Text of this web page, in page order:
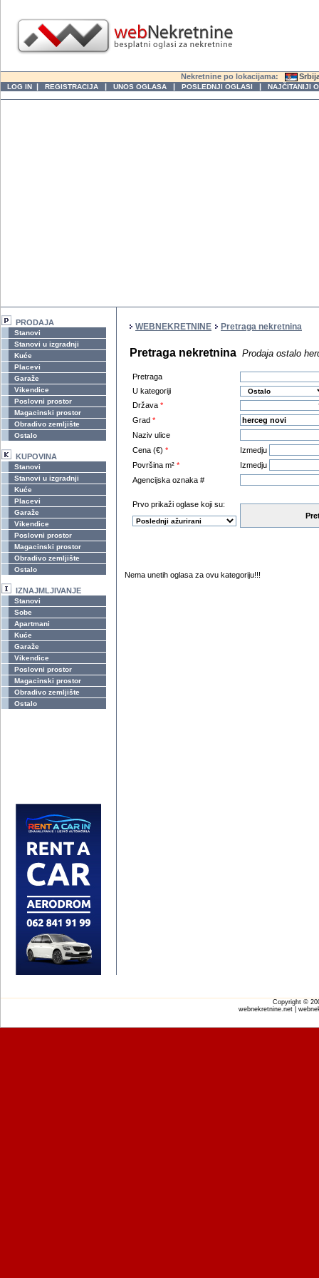
Nekretnine po lokacijama:
LOG IN | REGISTRACIJA | UNOS OGLASA | POSLEDNJI OGLASI | NAJČITANIJI
PRODAJA
Stanovi
Stanovi u izgradnji
Kuće
Placevi
Garaže
Vikendice
Poslovni prostor
Magacinski prostor
Obradivo zemljište
Ostalo
KUPOVINA
Stanovi
Stanovi u izgradnji
Kuće
Placevi
Garaže
Vikendice
Poslovni prostor
Magacinski prostor
Obradivo zemljište
Ostalo
IZNAJMLJIVANJE
Stanovi
Sobe
Apartmani
Kuće
Garaže
Vikendice
Poslovni prostor
Magacinski prostor
Obradivo zemljište
Ostalo
WEBNEKRETNINE Pretraga nekretnina
Pretraga nekretnina Prodaja ostalo
Pretraga
U kategoriji
Država *
Grad *
Naziv ulice
Cena (€) *
Izmedju
Površina m² *
Izmedju
Agencijska oznaka #
Prvo prikaži oglase koji su:
Nema unetih oglasa za ovu kategoriju!!!
Copyright ©
webnekretnine.net |